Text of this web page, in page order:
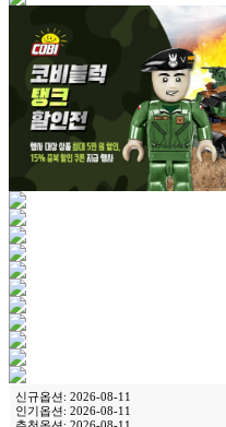
신규옵션: 2026-08-11
인기옵션: 2026-08-11